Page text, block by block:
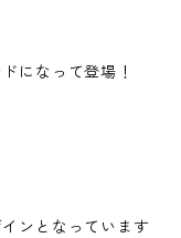
になって登場！
ンとなっています